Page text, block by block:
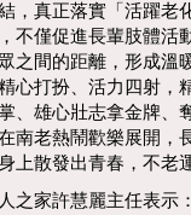
，真正落實「活躍老
不僅促進長輩肢體活
之間的距離，形成溫
心打扮、活力四射，
、雄心壯志拿金牌、
南老熱鬧歡樂展開，
上散發出青春，不老
之家許慧麗主任表示